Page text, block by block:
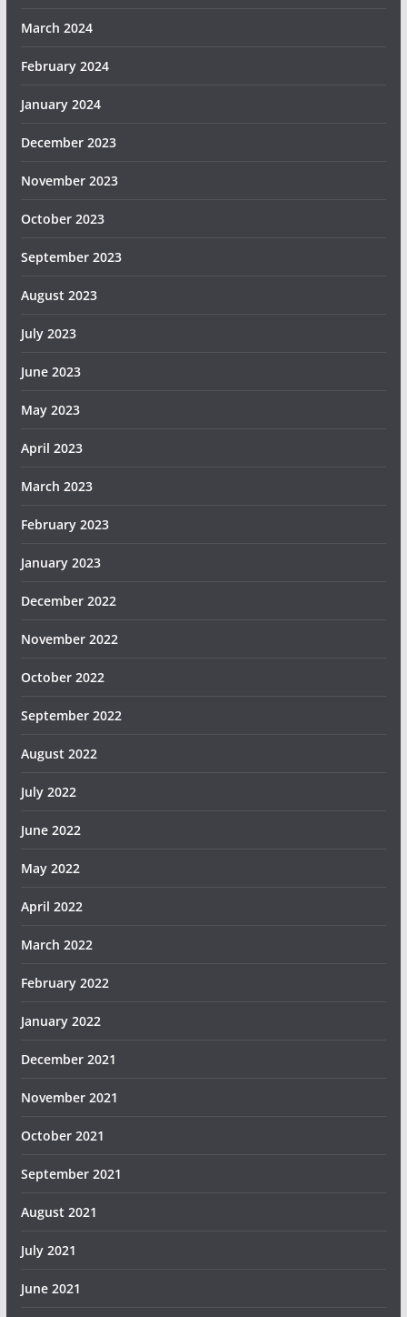
March 2024
February 2024
January 2024
December 2023
November 2023
October 2023
September 2023
August 2023
July 2023
June 2023
May 2023
April 2023
March 2023
February 2023
January 2023
December 2022
November 2022
October 2022
September 2022
August 2022
July 2022
June 2022
May 2022
April 2022
March 2022
February 2022
January 2022
December 2021
November 2021
October 2021
September 2021
August 2021
July 2021
June 2021